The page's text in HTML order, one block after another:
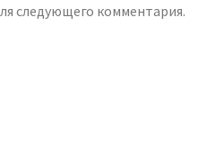
следующего комментария.